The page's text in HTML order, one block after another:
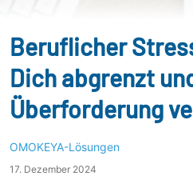
Beruflicher
Dich abgrenzt
Überforderung
OMOKEYA-Lösungen
17. Dezember 2024